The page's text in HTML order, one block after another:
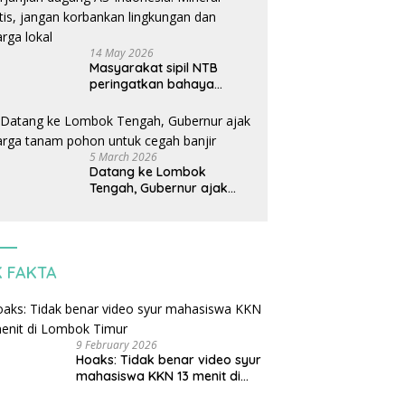
14 May 2026
Masyarakat sipil NTB
peringatkan bahaya
Indonesia: Mineral kritis,
jangan korbankan
lingkungan dan warga
lokal
5 March 2026
Datang ke Lombok
Tengah, Gubernur ajak
FAKTA
9 February 2026
Hoaks: Tidak benar video syur
mahasiswa KKN 13 menit di